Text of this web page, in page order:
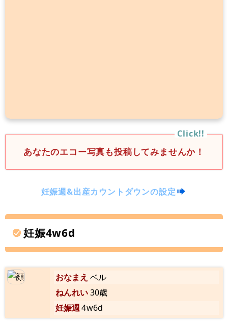
あなたのエコー写真も投稿してみませんか！
妊娠週&出産カウントダウンの設定
妊娠4w6d
おなまえ ベル
ねんれい30歳
妊娠週4w6d